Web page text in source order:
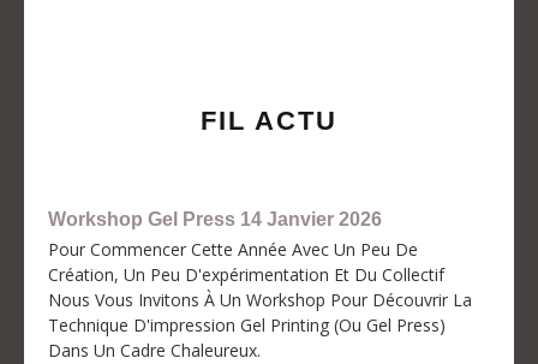
FIL ACTU
Workshop Gel Press 14 Janvier 2026
Pour Commencer Cette Année Avec Un Peu De
Création, Un Peu D'expérimentation Et Du Collectif
Nous Vous Invitons À Un Workshop Pour Découvrir La
Technique D'impression Gel Printing (ou Gel Press)
Dans Un Cadre Chaleureux.